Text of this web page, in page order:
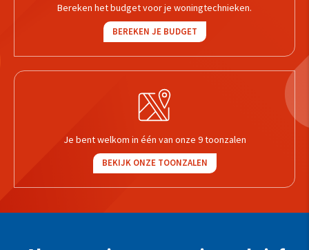
Bereken het budget voor je woningtechnieken.
BEREKEN JE BUDGET
Je bent welkom in één van onze 9 toonzalen
BEKIJK ONZE TOONZALEN